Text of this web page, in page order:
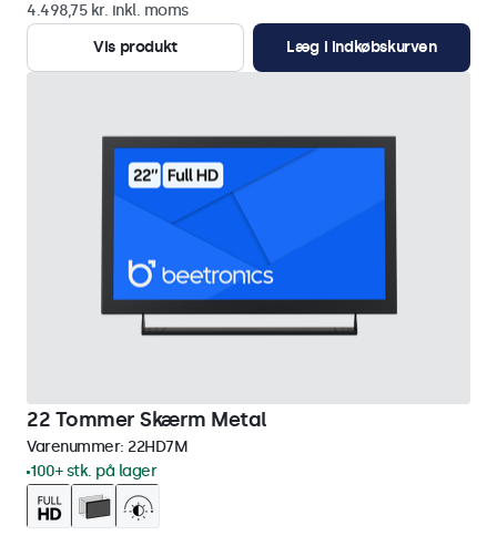
4.498,75 kr. inkl. moms
Vis produkt
Læg i indkøbskurven
22 Tommer Skærm Metal
Varenummer: 22HD7M
100+ stk. på lager